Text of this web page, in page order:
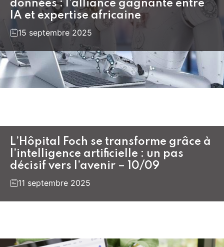
données : l’alliance gagnante entre
IA et expertise africaine
15 septembre 2025
L’Hôpital Foch se transforme grâce à
l’intelligence artificielle : un pas
décisif vers l’avenir – 10/09
11 septembre 2025